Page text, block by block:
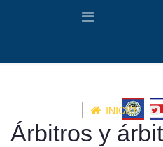
INICIO
Árbitros y